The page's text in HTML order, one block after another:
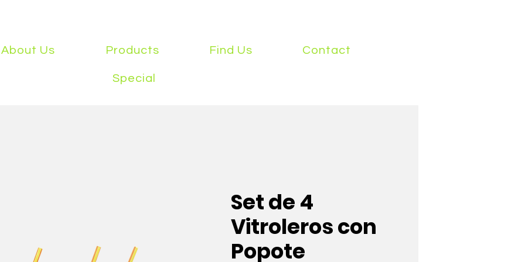
About Us Products Find Us Contact
Special
Set de 4
Vitroleros con
Popote